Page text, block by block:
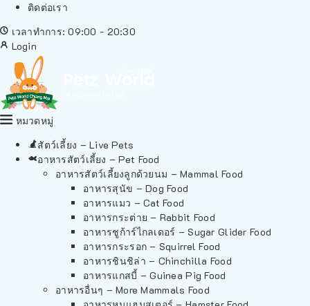
ติดต่อเรา
เวลาทำการ: 09:00 - 20:30
Login
หมวดหมู่
สัตว์เลี้ยง – Live Pets
อาหารสัตว์เลี้ยง – Pet Food
อาหารสัตว์เลี้ยงลูกด้วยนม – Mammal Food
อาหารสุนัข – Dog Food
อาหารแมว – Cat Food
อาหารกระต่าย – Rabbit Food
อาหารชูก้าร์ไกลเดอร์ – Sugar Glider Food
อาหารกระรอก – Squirrel Food
อาหารชินชิล่า – Chinchilla Food
อาหารแกสบี้ – Guinea Pig Food
อาหารอื่นๆ – More Mammals Food